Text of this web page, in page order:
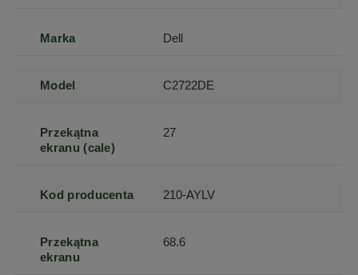
Marka Dell
Model C2722DE
Przekątna
ekranu (cale)
27
Kod producenta 210-AYLV
Przekątna
ekranu
68.6